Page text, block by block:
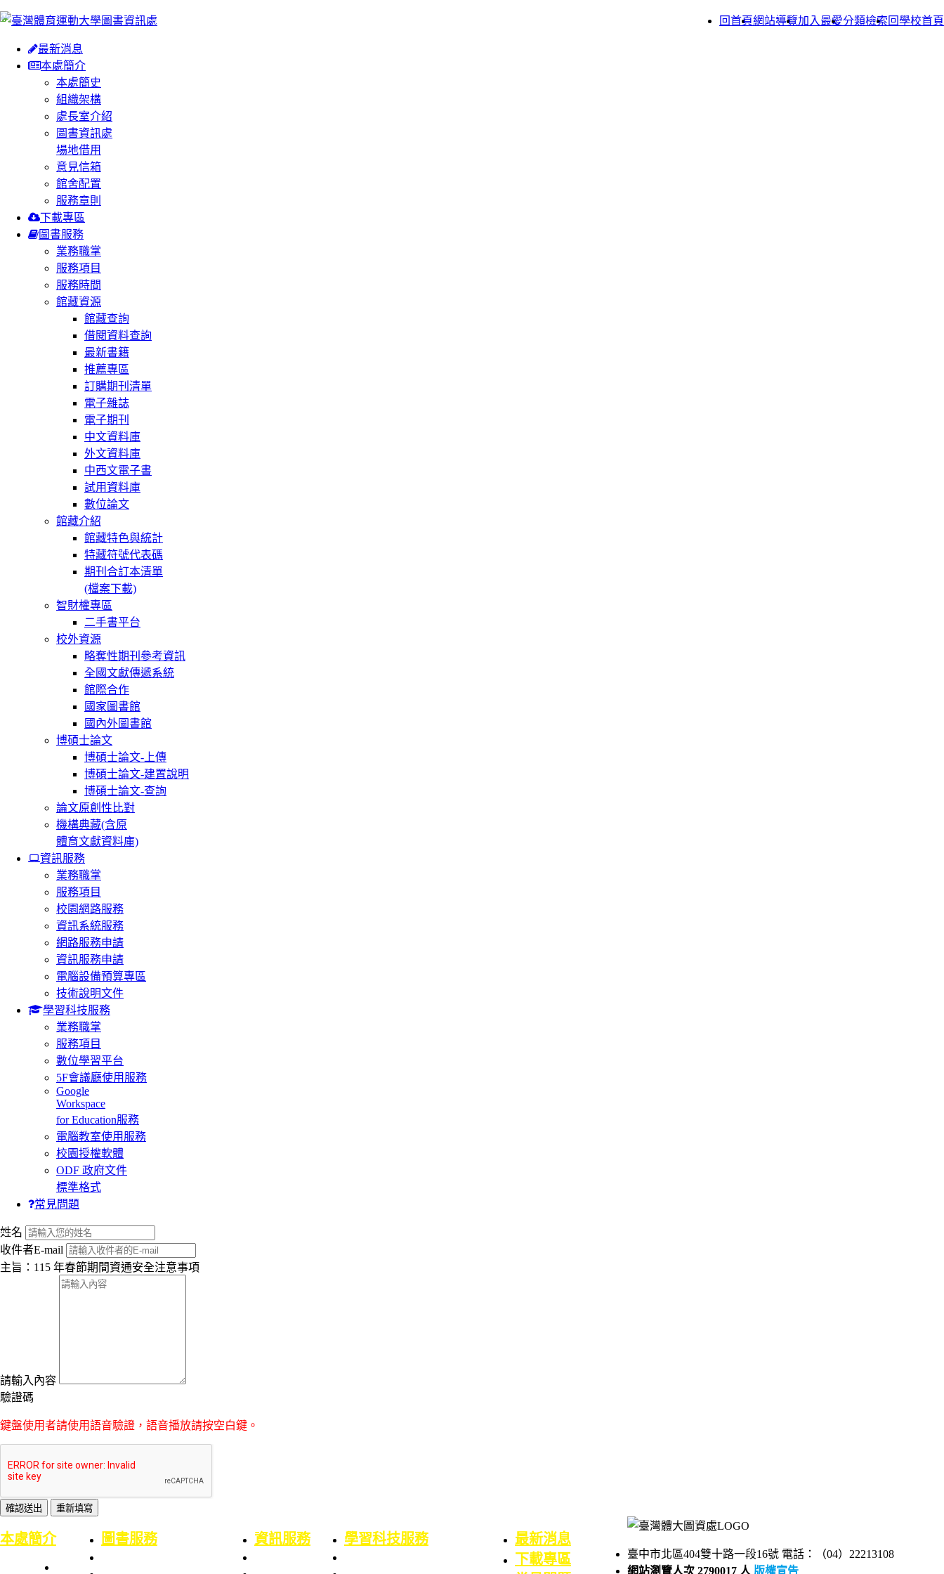
::: 回學校首頁
分類檢索
加入最愛
網站導覽
回首頁
最新消息
本處簡介
本處簡史
組織架構
處長室介紹
圖書資訊處
場地借用
意見信箱
館舍配置
服務章則
下載專區
圖書服務
業務職掌
服務項目
服務時間
館藏資源
館藏查詢
借閱資料查詢
最新書籍
推薦專區
訂購期刊清單
電子雜誌
電子期刊
中文資料庫
外文資料庫
中西文電子書
試用資料庫
數位論文
館藏介紹
館藏特色與統計
特藏符號代表碼
期刊合訂本清單
(檔案下載)
智財權專區
二手書平台
校外資源
略奪性期刊參考資訊
全國文獻傳遞系統
館際合作
國家圖書館
國內外圖書館
博碩士論文
博碩士論文-上傳
博碩士論文-建置說明
博碩士論文-查詢
論文原創性比對
機構典藏(含原
體育文獻資料庫)
資訊服務
業務職掌
服務項目
校園網路服務
資訊系統服務
網路服務申請
資訊服務申請
電腦設備預算專區
技術說明文件
學習科技服務
業務職掌
服務項目
數位學習平台
5F會議廳使用服務
Google
Workspace
for Education服務
電腦教室使用服務
校園授權軟體
ODF 政府文件
標準格式
常見問題
:::
姓名
收件者E-mail
主旨：115 年春節期間資通安全注意事項
請輸入內容
驗證碼
鍵盤使用者請使用語音驗證，語音播放請按空白鍵。
本處簡介 圖書服務 資訊服務 學習科技服務
最新消息
下載專區
臺中市北區404雙十路一段16號 電話：（04）22213108
網站瀏覽人次 2790017 人 版權宣告